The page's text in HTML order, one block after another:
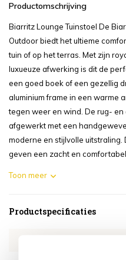
Productomschrijving
Biarritz Lounge Tuinstoel De
Outdoor biedt het ultieme
tuin of op het terras. Met zijn
luxueuze afwerking is dit de
een goed boek of een gezellig
aluminium frame in een warme
tegen weer en wind. De rug-
afgewerkt met een
moderne en stijlvolle
geven een zacht en
Toon meer
Productspecificaties